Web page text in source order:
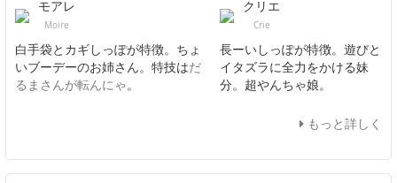
モアレ
Moire
白手袋とカギしっぽが特徴。ちょ
いブーデーのお姉さん。特技はだ
るまさんが転んにゃ。
クリエ
Crie
長ーいしっぽが特徴。遊びと
イタズラに全力をかける妹
分。超やんちゃ娘。
もっと詳しく